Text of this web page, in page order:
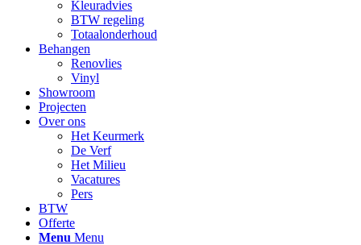
Kleuradvies
BTW regeling
Totaalonderhoud
Behangen
Renovlies
Vinyl
Showroom
Projecten
Over ons
Het Keurmerk
De Verf
Het Milieu
Vacatures
Pers
BTW
Offerte
Menu Menu